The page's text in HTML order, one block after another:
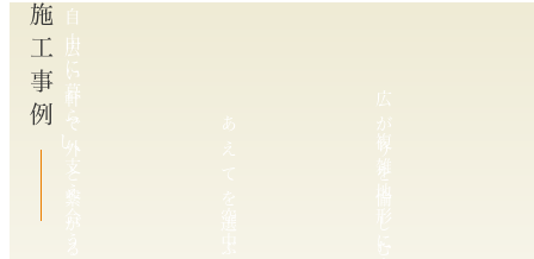
施工事例
広
い
軒
で
外
と
繋
が
る
あ
え
て
を
選
広
が
り
を
愉
し
自
由
に
暮
ら
し、
支
え
合
う
空
複
雑
地
形